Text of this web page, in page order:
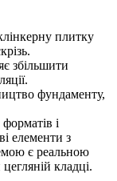
плитку
збільшити
фундаменту,
форматів і
елементи з
є реальною
кладці.